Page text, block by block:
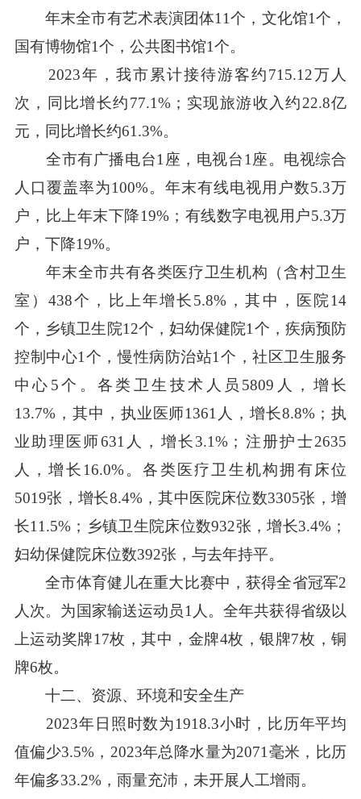
年末全市有艺术表演团体11个，文化馆1个，
国有博物馆1个，公共图书馆1个。
2023年，我市累计接待游客约715.12万人
次，同比增长约77.1%；实现旅游收入约22.8亿
元，同比增长约61.3%。
全市有广播电台1座，电视台1座。电视综合
人口覆盖率为100%。年末有线电视用户数5.3万
户，比上年末下降19%；有线数字电视用户5.3万
户，下降19%。
年末全市共有各类医疗卫生机构（含村卫生
室）438个，比上年增长5.8%，其中，医院14
个，乡镇卫生院12个，妇幼保健院1个，疾病预防
控制中心1个，慢性病防治站1个，社区卫生服务
中心5个。各类卫生技术人员5809人，增长
13.7%，其中，执业医师1361人，增长8.8%；执
业助理医师631人，增长3.1%；注册护士2635
人，增长16.0%。各类医疗卫生机构拥有床位
5019张，增长8.4%，其中医院床位数3305张，增
长11.5%；乡镇卫生院床位数932张，增长3.4%；
妇幼保健院床位数392张，与去年持平。
全市体育健儿在重大比赛中，获得全省冠军2
人次。为国家输送运动员1人。全年共获得省级以
上运动奖牌17枚，其中，金牌4枚，银牌7枚，铜
牌6枚。
十二、资源、环境和安全生产
2023年日照时数为1918.3小时，比历年平均
值偏少3.5%，2023年总降水量为2071毫米，比历
年偏多33.2%，雨量充沛，未开展人工增雨。